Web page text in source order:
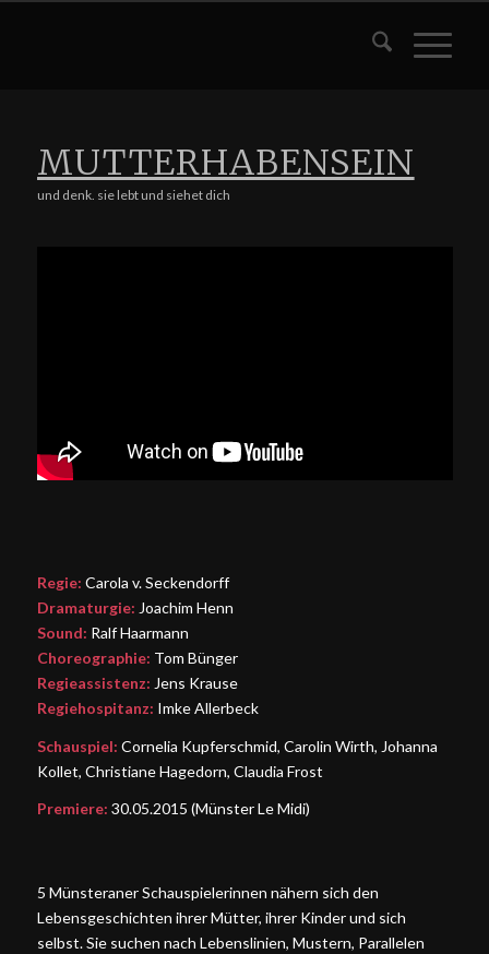
MUTTERHABENSEIN
und denk. sie lebt und siehet dich
Regie: Carola v. Seckendorff
Dramaturgie: Joachim Henn
Sound: Ralf Haarmann
Choreographie: Tom Bünger
Regieassistenz: Jens Krause
Regiehospitanz: Imke Allerbeck
Schauspiel: Cornelia Kupferschmid, Carolin Wirth, Johanna
Kollet, Christiane Hagedorn, Claudia Frost
Premiere: 30.05.2015 (Münster Le Midi)
5 Münsteraner Schauspielerinnen nähern sich den
Lebensgeschichten ihrer Mütter, ihrer Kinder und sich
selbst. Sie suchen nach Lebenslinien, Mustern, Parallelen